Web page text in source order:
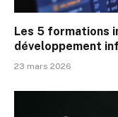
Les 5 formations
développement
23 mars 2026